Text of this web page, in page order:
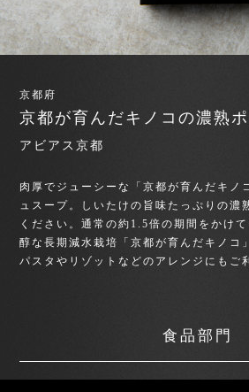
京都府
京都が育んだキノコの濃熟
アビアス京都
肉厚でジューシーな「京都が育んだキノ
ュスープ。しいたけの旨味たっぷりの濃
ください。通常の約1.5倍の期間をかけ
醇な長期減水栽培「京都が育んだキノコ
パスタやリゾットなどのアレンジにもご
食品部門